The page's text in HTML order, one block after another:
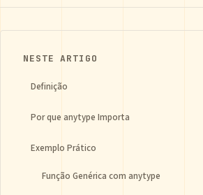
NESTE ARTIGO
Definição
Por que anytype Importa
Exemplo Prático
Função Genérica com anytype